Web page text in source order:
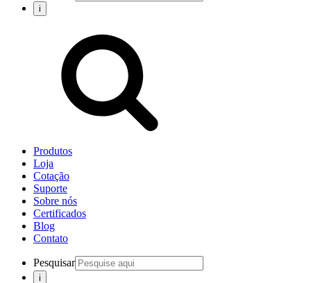
Produtos
Loja
Cotação
Suporte
Sobre nós
Certificados
Blog
Contato
Pesquisar